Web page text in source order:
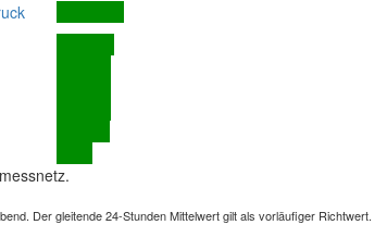
Der gleitende 24-Stunden Mittelwert gilt als vorläufiger Richtwert.